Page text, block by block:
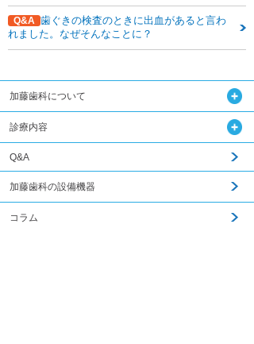
Q&A
歯ぐきの検査のときに出血があると言わ
れました。なぜそんなことに？
加藤歯科について
診療内容
Q&A
加藤歯科の設備機器
コラム